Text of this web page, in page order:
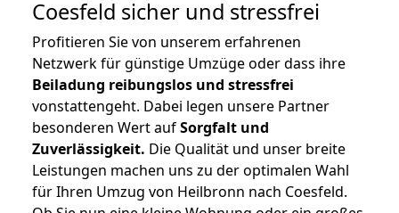
Coesfeld sicher und stressfrei
Profitieren Sie von unserem erfahrenen
Netzwerk für günstige Umzüge oder dass ihre
Beiladung reibungslos und stressfrei
vonstattengeht. Dabei legen unsere Partner
besonderen Wert aufSorgfalt und
Zuverlässigkeit. Die Qualität und unser breite
Leistungen machen uns zu der optimalen Wahl
für Ihren Umzug von Heilbronn nach Coesfeld.